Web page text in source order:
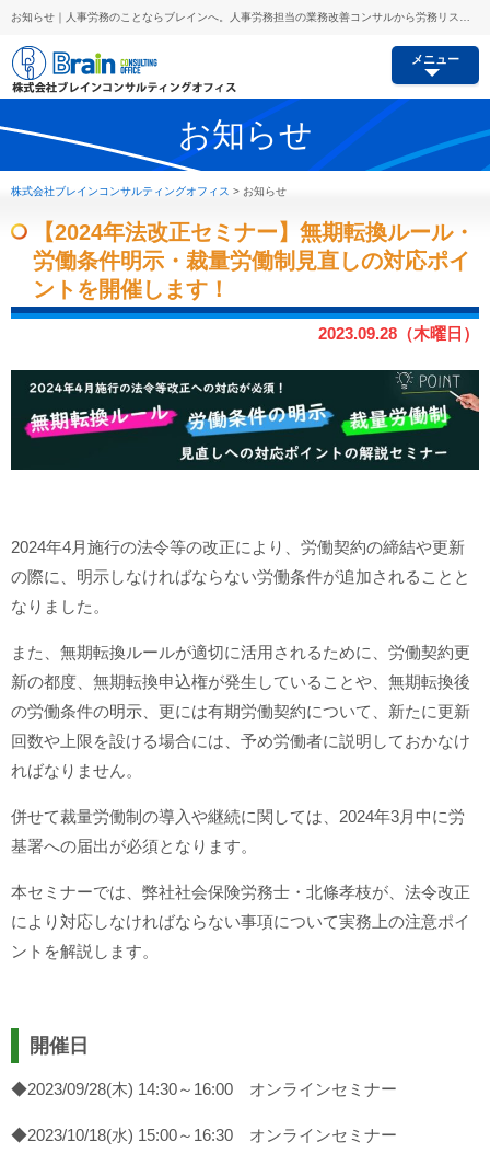
メニュー
お知らせ
株式会社ブレインコンサルティングオフィス > お知らせ
【2024年法改正セミナー】無期転換ルール・
労働条件明示・裁量労働制見直しの対応ポイ
ントを開催します！
2023.09.28（木曜日）
2024年4月施行の法令等の改正により、労働契約の締結や更新
の際に、明示しなければならない労働条件が追加されることと
なりました。
また、無期転換ルールが適切に活用されるために、労働契約更
新の都度、無期転換申込権が発生していることや、無期転換後
の労働条件の明示、更には有期労働契約について、新たに更新
回数や上限を設ける場合には、予め労働者に説明しておかなけ
ればなりません。
併せて裁量労働制の導入や継続に関しては、2024年3月中に労
基署への届出が必須となります。
本セミナーでは、弊社社会保険労務士・北條孝枝が、法令改正
により対応しなければならない事項について実務上の注意ポイ
ントを解説します。
開催日
◆2023/09/28(木) 14:30～16:00 オンラインセミナー
◆2023/10/18(水) 15:00～16:30 オンラインセミナー